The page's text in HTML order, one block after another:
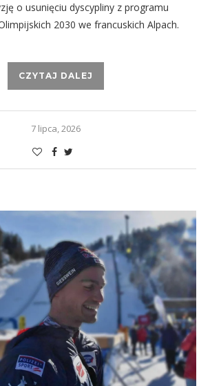
o usunięciu dyscypliny z programu
2030 we francuskich Alpach.
CZYTAJ DALEJ
7 lipca, 2026